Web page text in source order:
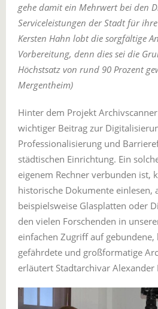
gehe damit ein Mehrwert bei den
Serviceleistungen der Stadt für
Kersten Hahn lobt die sorgfältige
Vorbereitung, denn dies sei die
Höchstsatz von rund 90 Prozent
Mergentheim)
Hinter dem Projekt
wichtiger Beitrag zur
Professionalisierung und
städtischen Einrichtung. Ein
eigenem Rechner verbunden ist,
historische Dokumente einlesen,
beispielsweise Glasplatten oder
den vielen Forschenden in
einfachen Zugriff auf
gefährdete und großformatige
erläutert Stadtarchivar Alexander